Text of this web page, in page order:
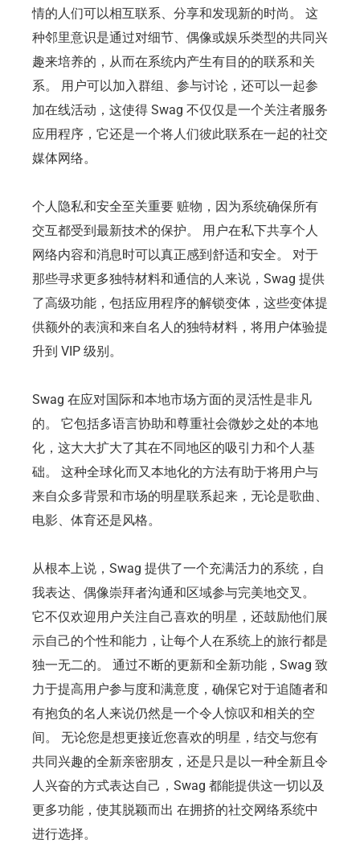
情的人们可以相互联系、分享和发现新的时尚。 这
种邻里意识是通过对细节、偶像或娱乐类型的共同兴
趣来培养的，从而在系统内产生有目的的联系和关
系。 用户可以加入群组、参与讨论，还可以一起参
加在线活动，这使得 Swag 不仅仅是一个关注者服务
应用程序，它还是一个将人们彼此联系在一起的社交
媒体网络。
个人隐私和安全至关重要 赃物，因为系统确保所有
交互都受到最新技术的保护。 用户在私下共享个人
网络内容和消息时可以真正感到舒适和安全。 对于
那些寻求更多独特材料和通信的人来说，Swag 提供
了高级功能，包括应用程序的解锁变体，这些变体提
供额外的表演和来自名人的独特材料，将用户体验提
升到 VIP 级别。
Swag 在应对国际和本地市场方面的灵活性是非凡
的。 它包括多语言协助和尊重社会微妙之处的本地
化，这大大扩大了其在不同地区的吸引力和个人基
础。 这种全球化而又本地化的方法有助于将用户与
来自众多背景和市场的明星联系起来，无论是歌曲、
电影、体育还是风格。
从根本上说，Swag 提供了一个充满活力的系统，自
我表达、偶像崇拜者沟通和区域参与完美地交叉。
它不仅欢迎用户关注自己喜欢的明星，还鼓励他们展
示自己的个性和能力，让每个人在系统上的旅行都是
独一无二的。 通过不断的更新和全新功能，Swag 致
力于提高用户参与度和满意度，确保它对于追随者和
有抱负的名人来说仍然是一个令人惊叹和相关的空
间。 无论您是想更接近您喜欢的明星，结交与您有
共同兴趣的全新亲密朋友，还是只是以一种全新且令
人兴奋的方式表达自己，Swag 都能提供这一切以及
更多功能，使其脱颖而出 在拥挤的社交网络系统中
进行选择。